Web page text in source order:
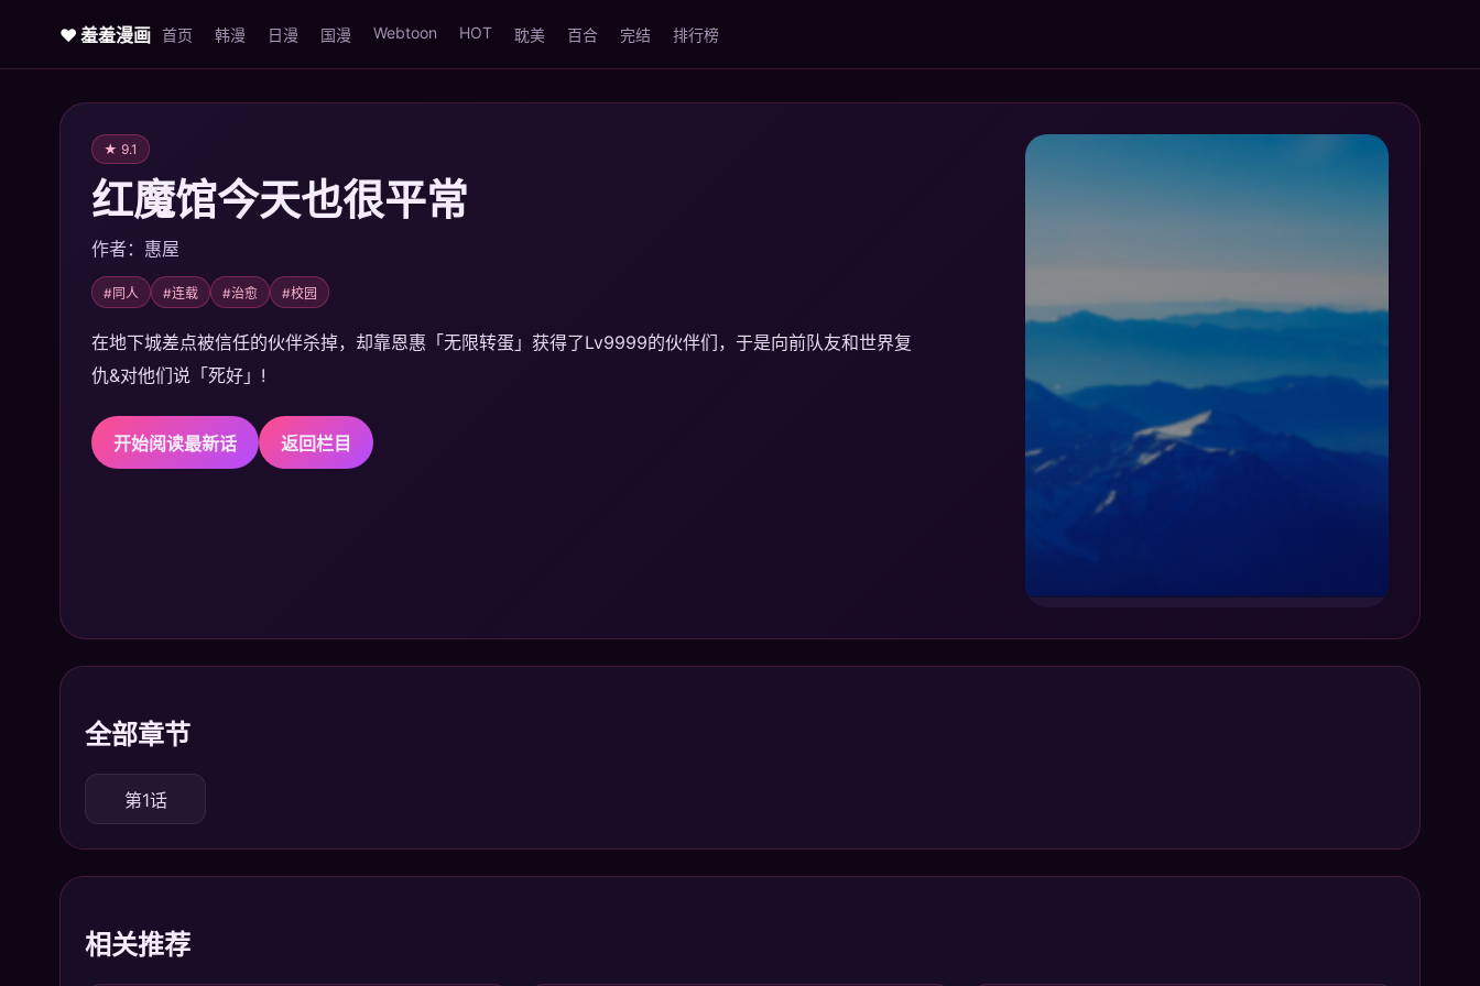
♥ 羞羞漫画 首页 韩漫 日漫 国漫 Webtoon HOT 耽美 百合 完结 排行榜
★ 9.1
红魔馆今天也很平常
作者：惠屋
#同人 #连载 #治愈 #校园
在地下城差点被信任的伙伴杀掉，却靠恩惠「无限转蛋」获得了Lv9999的伙伴们，于是向前队友和世界复
仇&对他们说「死好」!
开始阅读最新话 返回栏目
全部章节
第1话
相关推荐